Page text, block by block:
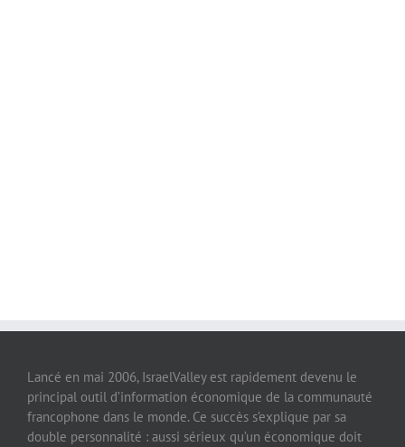
Lancé en mai 2006, IsraelValley est rapidement devenu le
principal outil d’information économique de la communauté
francophone dans le monde. Ce succès s’explique par sa
double personnalité : aussi sérieux qu’un économique doit